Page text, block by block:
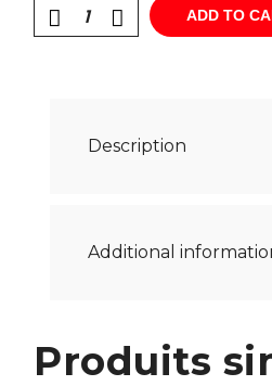
ADD TO
Description
Additional
Produits